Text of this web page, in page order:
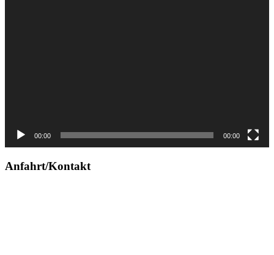
00:00 00:00
Anfahrt/Kontakt